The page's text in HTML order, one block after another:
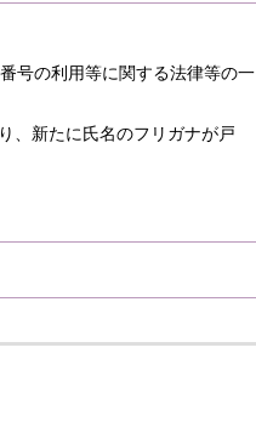
号の利用等に関する法律等の一
、新たに氏名のフリガナが戸